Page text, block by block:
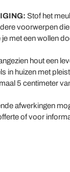
Stof het
voorwerpen
met een wollen
hout een
in huizen met
5 centimeter
afwerkingen
of voor